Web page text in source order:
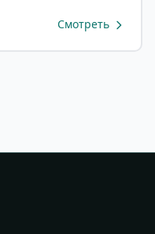
Смотреть